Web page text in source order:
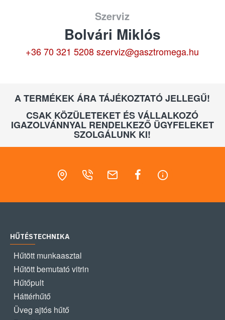
Szerviz
Bolvári Miklós
+36 70 321 5208 szerviz@gasztromega.hu
A TERMÉKEK ÁRA TÁJÉKOZTATÓ JELLEGŰ!
CSAK KÖZÜLETEKET ÉS VÁLLALKOZÓ
IGAZOLVÁNNYAL RENDELKEZŐ ÜGYFELEKET
SZOLGÁLUNK KI!
HŰTÉSTECHNIKA
Hűtött munkaasztal
Hűtött bemutató vitrin
Hűtőpult
Háttérhűtő
Üveg ajtós hűtő